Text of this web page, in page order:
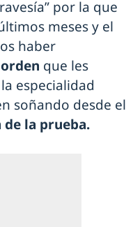
por la que
meses y el
haber
que les
especialidad
soñando desde el
la prueba.